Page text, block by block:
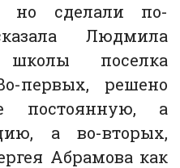
но сделали по-
Людмила
поселка
первых, решено
постоянную, а
а во-вторых,
Абрамова как